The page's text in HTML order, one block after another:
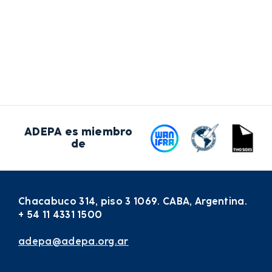
ADEPA es miembro
de
Chacabuco 314, piso 3 1069. CABA, Argentina.
+ 54 11 4331 1500
adepa@adepa.org.ar